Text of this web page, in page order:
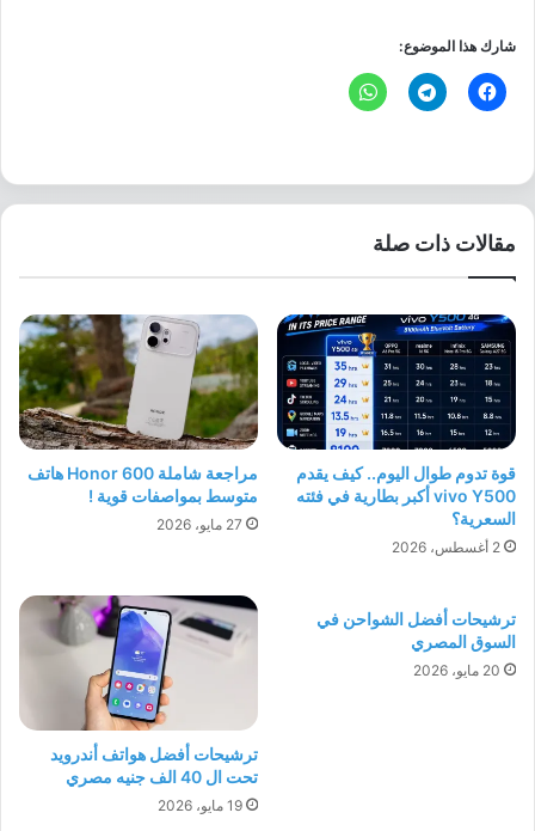
شارك هذا الموضوع:
مقالات ذات صلة
قوة تدوم طوال اليوم.. كيف يقدم
vivo Y500 أكبر بطارية في فئته
السعرية؟
2 أغسطس، 2026
مراجعة شاملة Honor 600 هاتف
متوسط بمواصفات قوية !
27 مايو، 2026
ترشيحات أفضل الشواحن في
السوق المصري
20 مايو، 2026
ترشيحات أفضل هواتف أندرويد
تحت ال 40 الف جنيه مصري
19 مايو، 2026